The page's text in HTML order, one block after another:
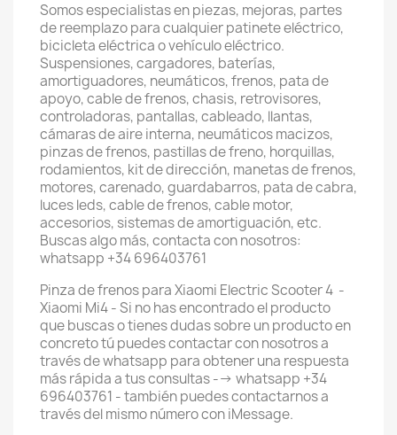
Somos especialistas en piezas, mejoras, partes
de reemplazo para cualquier patinete eléctrico,
bicicleta eléctrica o vehículo eléctrico.
Suspensiones, cargadores, baterías,
amortiguadores, neumáticos, frenos, pata de
apoyo, cable de frenos, chasis, retrovisores,
controladoras, pantallas, cableado, llantas,
cámaras de aire interna, neumáticos macizos,
pinzas de frenos, pastillas de freno, horquillas,
rodamientos, kit de dirección, manetas de frenos,
motores, carenado, guardabarros, pata de cabra,
luces leds, cable de frenos, cable motor,
accesorios, sistemas de amortiguación, etc.
Buscas algo más, contacta con nosotros:
whatsapp +34 696403761
Pinza de frenos para Xiaomi Electric Scooter 4 -
Xiaomi Mi4 - Si no has encontrado el producto
que buscas o tienes dudas sobre un producto en
concreto tú puedes contactar con nosotros a
través de whatsapp para obtener una respuesta
más rápida a tus consultas --> whatsapp +34
696403761 - también puedes contactarnos a
través del mismo número con iMessage.